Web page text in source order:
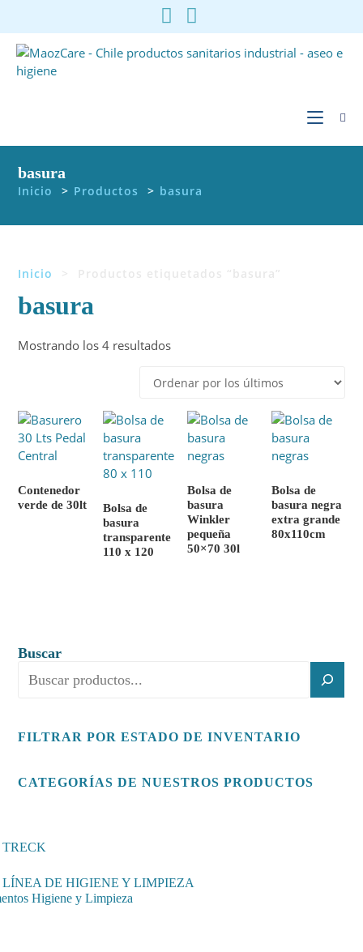
contenido
basura
Inicio > Productos > basura
Inicio
basura
Mostrando los 4 resultadosOrdenado
los
últimos
Contenedor
verde de 30lt
Bolsa de
basura
transparente
110 x 120
Bolsa de
basura
Winkler
pequeña
50×70 30l
Bolsa de
basura negra
extra grande
80x110cm
Buscar
FILTRAR POR ESTADO DE INVENTARIO
CATEGORÍAS DE NUESTROS PRODUCTOS
TRECK
LÍNEA DE HIGIENE Y LIMPIEZA
Higiene y Limpieza